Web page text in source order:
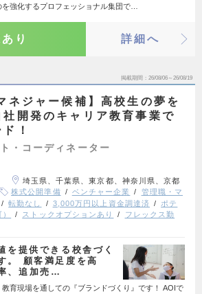
強化するプロフェッショナル集団で…
り 詳細へ
掲載期間 26/08/06～26/08/19
ネジャー候補】高校生の夢を
開発のキャリア教育事業で
！
・コーディネーター
埼玉県、千葉県、東京都、神奈川県、京都
株式公開準備 ベンチャー企業
管理職・マ
転勤なし 3,000万円以上資金調達済
ポテ
ストックオプションあり
フレックス勤
を提供できる校舎づく
。 顧客満足度を高
、追加売…
育現場を通しての『ブランドづくり』です！ AOIで